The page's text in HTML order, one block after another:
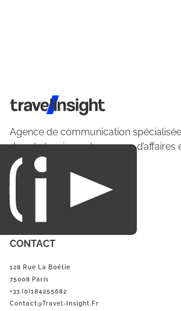
Travel Insight
Agence de communication spécialisée
dans le tourisme du voyage d’affaires
du loisirs.
CONTACT
128 Rue La Boétie
75008 Paris
+33 (0)184255682
Contact@Travel-Insight.fr